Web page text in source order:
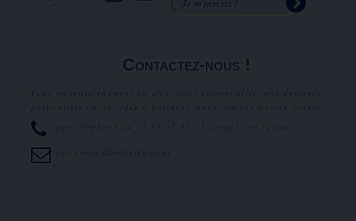
Contactez-nous !
Pour un renseignement ou un conseil personnalisé, une demande
particulière ou une idée à partager, nous sommes à votre écoute.
par téléphone au
07.64.07.81.25 (appel non surtaxé).
par email Contactez-nous